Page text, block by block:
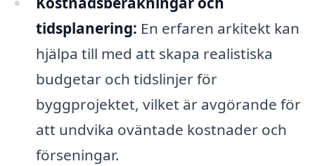
tidsplanering: En erfaren arkitekt kan
hjälpa till med att skapa realistiska
budgetar och tidslinjer för
byggprojektet, vilket är avgörande för
att undvika oväntade kostnader och
förseningar.